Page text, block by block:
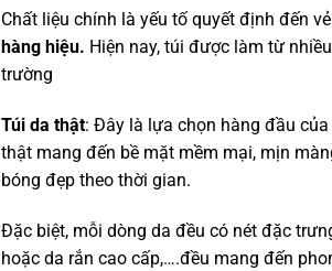
Chất liệu chính là yếu tố quyết định đến
hàng hiệu. Hiện nay, túi được làm từ
trường
Túi da thật: Đây là lựa chọn hàng đầu
thật mang đến bề mặt mềm mại, mịn
bóng đẹp theo thời gian.
Đặc biệt, mỗi dòng da đều có nét đặc
hoặc da rắn cao cấp,….đều mang đến